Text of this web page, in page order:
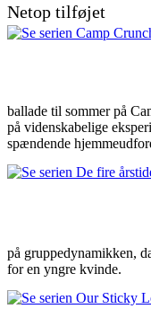
Netop tilføjet
ballade til sommer på
på videnskabelige
spændende
på gruppedynamikken,
for en yngre kvinde.